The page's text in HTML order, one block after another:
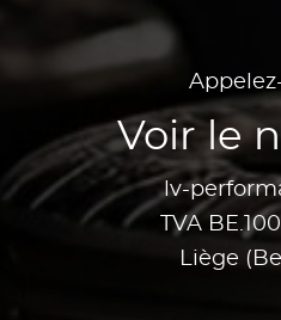
Voir le
lv-
TVA
Liège